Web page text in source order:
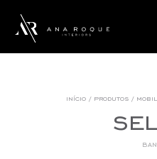
início/ produtos/